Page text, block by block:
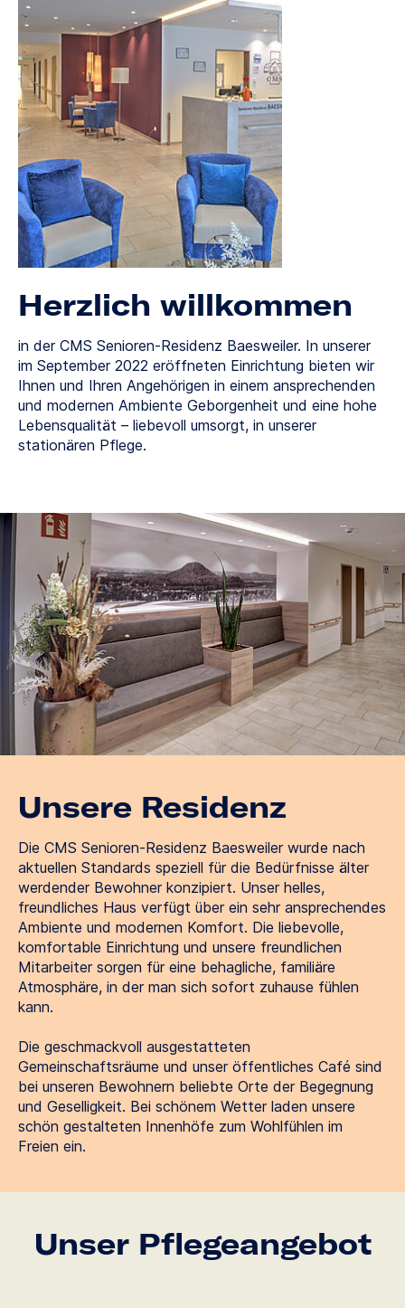
Herzlich willkommen
in der CMS Senioren-Residenz Baesweiler. In unserer
im September 2022 eröffneten Einrichtung bieten wir
Ihnen und Ihren Angehörigen in einem ansprechenden
und modernen Ambiente Geborgenheit und eine hohe
Lebensqualität – liebevoll umsorgt, in unserer
stationären Pflege.
Unsere Residenz
Die CMS Senioren-Residenz Baesweiler wurde nach
aktuellen Standards speziell für die Bedürfnisse älter
werdender Bewohner konzipiert. Unser helles,
freundliches Haus verfügt über ein sehr ansprechendes
Ambiente und modernen Komfort. Die liebevolle,
komfortable Einrichtung und unsere freundlichen
Mitarbeiter sorgen für eine behagliche, familiäre
Atmosphäre, in der man sich sofort zuhause fühlen
kann.
Die geschmackvoll ausgestatteten
Gemeinschaftsräume und unser öffentliches Café sind
bei unseren Bewohnern beliebte Orte der Begegnung
und Geselligkeit. Bei schönem Wetter laden unsere
schön gestalteten Innenhöfe zum Wohlfühlen im
Freien ein.
Unser Pflegeangebot